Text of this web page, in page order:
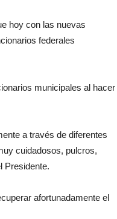
hoy con las nuevas
federales
municipales al hacer
a través de diferentes
cuidadosos, pulcros,
Presidente.
afortunadamente el